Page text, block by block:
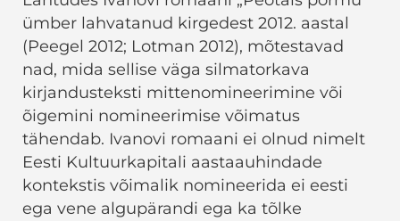
ümber lahvatanud kirgedest 2012. aastal
(Peegel 2012; Lotman 2012), mõtestavad
nad, mida sellise väga silmatorkava
kirjandusteksti mittenomineerimine või
õigemini nomineerimise võimatus
tähendab. Ivanovi romaani ei olnud nimelt
Eesti Kultuurkapitali aastaauhindade
kontekstis võimalik nomineerida ei eesti
ega vene algupärandi ega ka tõlke